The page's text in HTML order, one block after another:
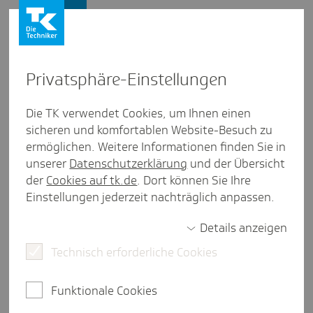
Schul­pro­jekt gegen Mobbing in
Sachsen zieht posi­tive Bilanz
Pres­se­mit­tei­lung aus Sachsen
Presse und Politik Gesund leben
Seit nunmehr zwei
Jahren läuft das Schulprojekt "Gemeinsam Klasse
Schulen in Sachsen nutzen das
Privat­sphäre-Einstel­lungen
Die TK verwendet Cookies, um Ihnen einen
sicheren und komfortablen Website-Besuch zu
ermöglichen. Weitere Informationen finden Sie in
unserer Datenschutzerklärung und der Übersicht
der Cookies auf tk.de. Dort können Sie Ihre
Einstellungen jederzeit nachträglich anpassen.
Details anzeigen
Technisch erforderliche Cookies
Funktionale Cookies